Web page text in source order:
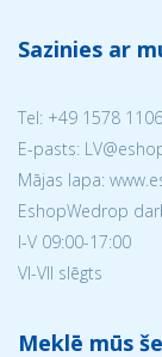
Sazinies ar
Tel: +49 1578
E-pasts:
Mājas lapa:
EshopWedrop
I-V 09:00-17:00
VI-VII slēgts
Meklē mūs